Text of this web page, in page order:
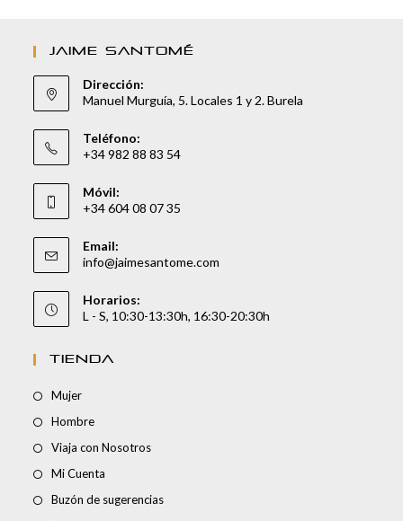
JAIME SANTOMÉ
Dirección:
Manuel Murguía, 5. Locales 1 y 2. Burela
Teléfono:
+34 982 88 83 54
Móvil:
+34 604 08 07 35
Email:
info@jaimesantome.com
Horarios:
L - S, 10:30-13:30h, 16:30-20:30h
TIENDA
Mujer
Hombre
Viaja con Nosotros
Mi Cuenta
Buzón de sugerencias